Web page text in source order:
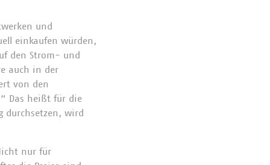
und
einkaufen würden,
den Strom- und
auch in der
von den
Das heißt für die
durchsetzen, wird
nur für